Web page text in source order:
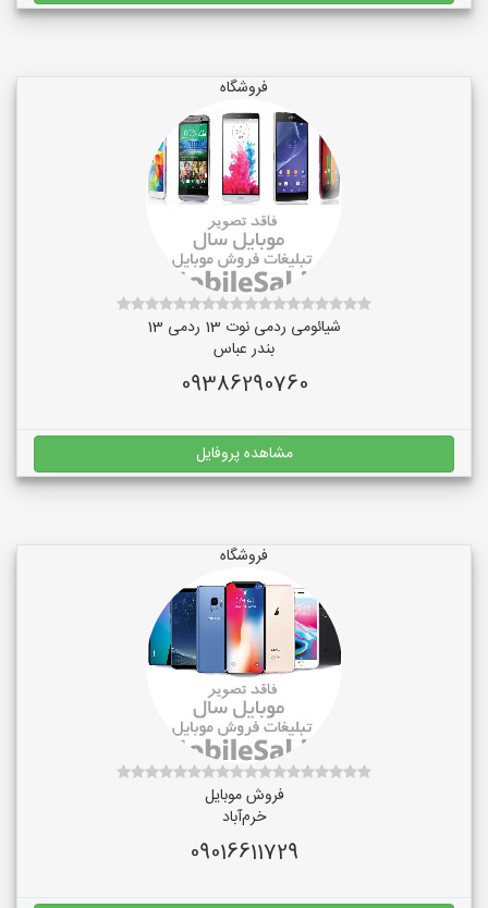
فروشگاه
شیائومی ردمی نوت 13 ردمی 13
بندر عباس
09386290760
مشاهده پروفایل
فروشگاه
فروش موبایل
خرم‌آباد
09016611729